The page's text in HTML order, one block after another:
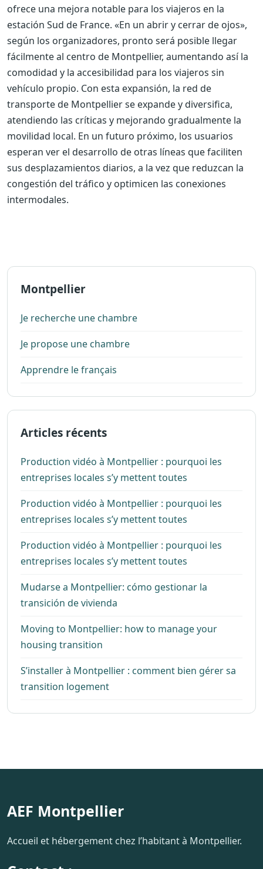
ofrece una mejora notable para los viajeros en la
estación Sud de France. «En un abrir y cerrar de ojos»,
según los organizadores, pronto será posible llegar
fácilmente al centro de Montpellier, aumentando así la
comodidad y la accesibilidad para los viajeros sin
vehículo propio. Con esta expansión, la red de
transporte de Montpellier se expande y diversifica,
atendiendo las críticas y mejorando gradualmente la
movilidad local. En un futuro próximo, los usuarios
esperan ver el desarrollo de otras líneas que faciliten
sus desplazamientos diarios, a la vez que reduzcan la
congestión del tráfico y optimicen las conexiones
intermodales.
Montpellier
Je recherche une chambre
Je propose une chambre
Apprendre le français
Articles récents
Production vidéo à Montpellier : pourquoi les
entreprises locales s’y mettent toutes
Production vidéo à Montpellier : pourquoi les
entreprises locales s’y mettent toutes
Production vidéo à Montpellier : pourquoi les
entreprises locales s’y mettent toutes
Mudarse a Montpellier: cómo gestionar la
transición de vivienda
Moving to Montpellier: how to manage your
housing transition
S’installer à Montpellier : comment bien gérer sa
transition logement
AEF Montpellier
Accueil et hébergement chez l’habitant à Montpellier.